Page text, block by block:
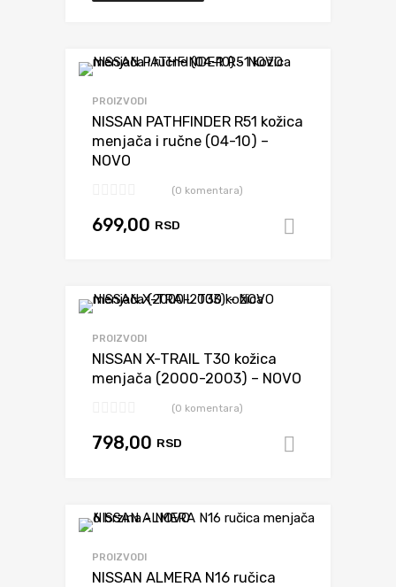
PROIZVODI
NISSAN PATHFINDER R51 kožica
menjača i ručne (04-10) –
NOVO
(0 komentara)
699,00 RSD
PROIZVODI
NISSAN X-TRAIL T30 kožica
menjača (2000-2003) – NOVO
(0 komentara)
798,00 RSD
PROIZVODI
NISSAN ALMERA N16 ručica